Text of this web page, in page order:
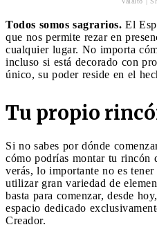
Todos somos sagrarios. El
que nos permite rezar en
cualquier lugar. No importa
incluso si está decorado con
único, su poder reside en el
Tu propio
Si no sabes por dónde
cómo podrías montar tu rincón
verás, lo importante no es
utilizar gran variedad de
basta para comenzar, desde
espacio dedicado
Creador.